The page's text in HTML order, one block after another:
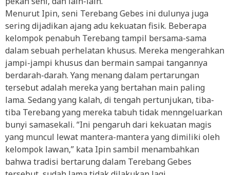
Menurut Ipin, seni Terebang Gebes ini dulunya juga
sering dijadikan ajang adu kekuatan fisik. Beberapa
kelompok penabuh Terebang tampil bersama-sama
dalam sebuah perhelatan khusus. Mereka mengerahkan
jampi-jampi khusus dan bermain sampai tangannya
berdarah-darah. Yang menang dalam pertarungan
tersebut adalah mereka yang bertahan main paling
lama. Sedang yang kalah, di tengah pertunjukan, tiba-
tiba Terebang yang mereka tabuh tidak menngeluarkan
bunyi samasekali. “Ini pengaruh dari kekuatan magis
yang muncul lewat mantera-mantera yang dimiliki oleh
kelompok lawan,” kata Ipin sambil menambahkan
bahwa tradisi bertarung dalam Terebang Gebes